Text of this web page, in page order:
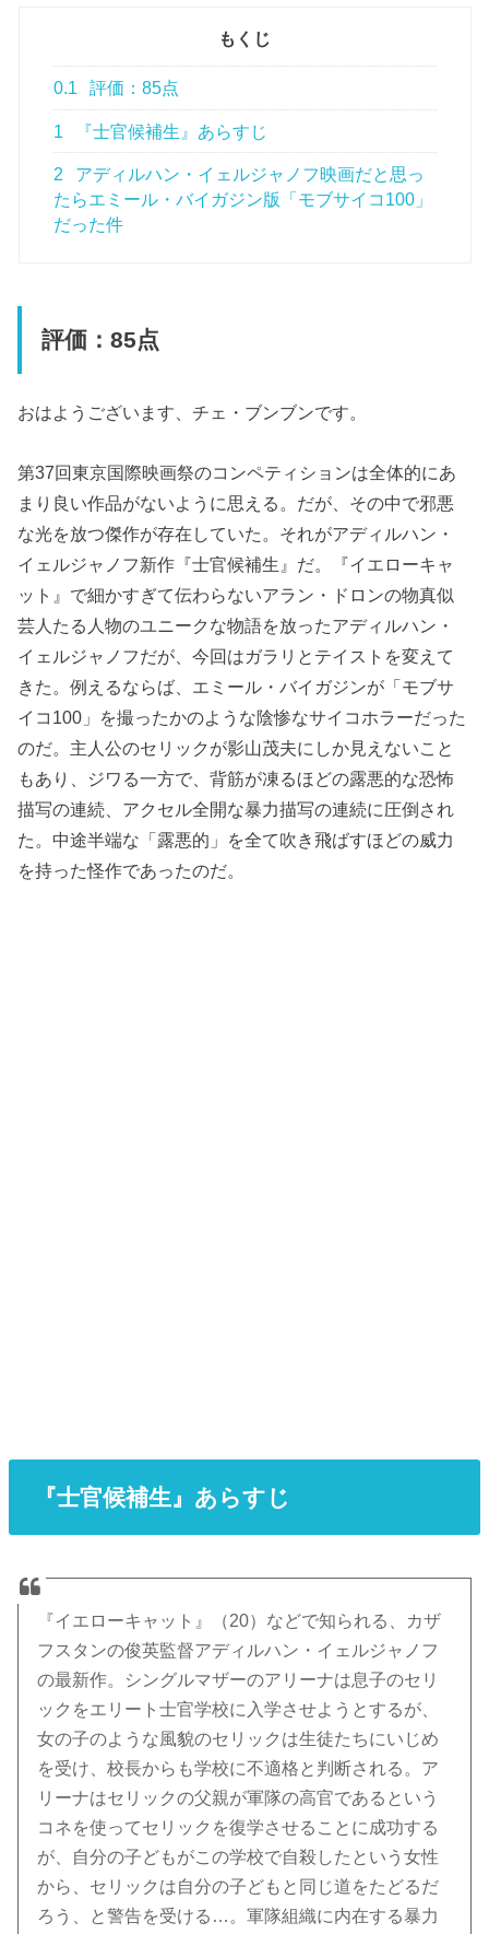
もくじ
0.1 評価：85点
1 『士官候補生』あらすじ
2
アディルハン・イェルジャノフ映画だと思っ
たらエミール・バイガジン版「モブサイコ100」
だった件
評価：85点
おはようございます、チェ・ブンブンです。
第37回東京国際映画祭のコンペティションは全体的にあ
まり良い作品がないように思える。だが、その中で邪悪
な光を放つ傑作が存在していた。それがアディルハン・
イェルジャノフ新作『士官候補生』だ。『イエローキャ
ット』で細かすぎて伝わらないアラン・ドロンの物真似
芸人たる人物のユニークな物語を放ったアディルハン・
イェルジャノフだが、今回はガラリとテイストを変えて
きた。例えるならば、エミール・バイガジンが「モブサ
イコ100」を撮ったかのような陰惨なサイコホラーだった
のだ。主人公のセリックが影山茂夫にしか見えないこと
もあり、ジワる一方で、背筋が凍るほどの露悪的な恐怖
描写の連続、アクセル全開な暴力描写の連続に圧倒され
た。中途半端な「露悪的」を全て吹き飛ばすほどの威力
を持った怪作であったのだ。
『士官候補生』あらすじ
『イエローキャット』（20）などで知られる、カザ
フスタンの俊英監督アディルハン・イェルジャノフ
の最新作。シングルマザーのアリーナは息子のセリ
ックをエリート士官学校に入学させようとするが、
女の子のような風貌のセリックは生徒たちにいじめ
を受け、校長からも学校に不適格と判断される。ア
リーナはセリックの父親が軍隊の高官であるという
コネを使ってセリックを復学させることに成功する
が、自分の子どもがこの学校で自殺したという女性
から、セリックは自分の子どもと同じ道をたどるだ
ろう、と警告を受ける…。軍隊組織に内在する暴力